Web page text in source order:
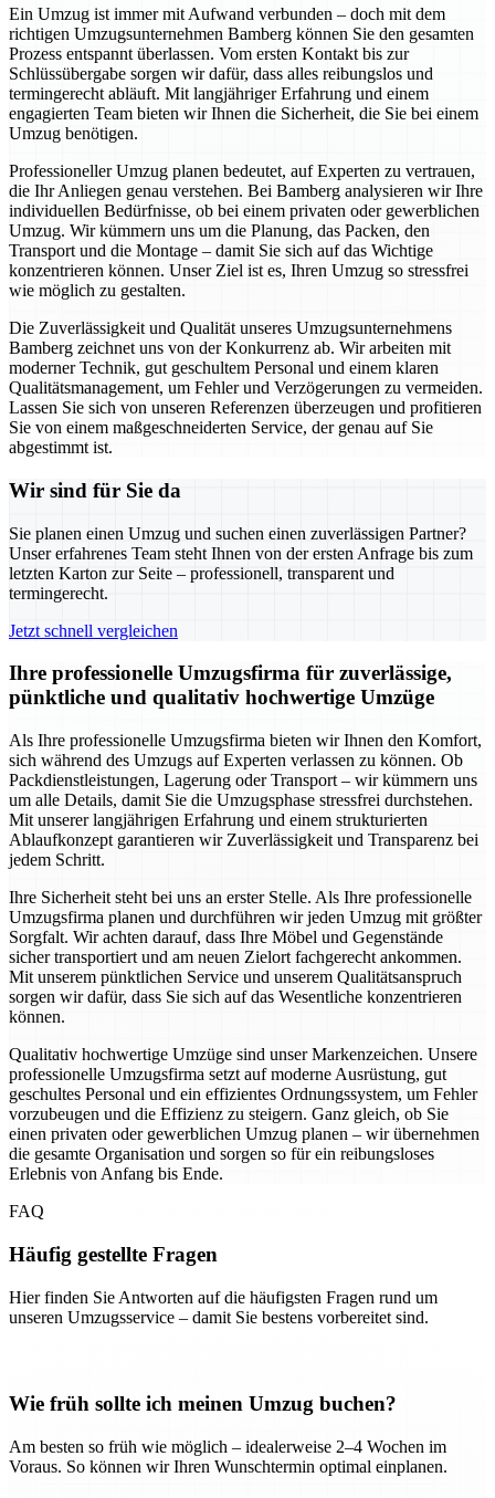
Ein Umzug ist immer mit Aufwand verbunden – doch mit dem
richtigen Umzugsunternehmen Bamberg können Sie den gesamten
Prozess entspannt überlassen. Vom ersten Kontakt bis zur
Schlüssübergabe sorgen wir dafür, dass alles reibungslos und
termingerecht abläuft. Mit langjähriger Erfahrung und einem
engagierten Team bieten wir Ihnen die Sicherheit, die Sie bei einem
Umzug benötigen.
Professioneller Umzug planen bedeutet, auf Experten zu vertrauen,
die Ihr Anliegen genau verstehen. Bei Bamberg analysieren wir Ihre
individuellen Bedürfnisse, ob bei einem privaten oder gewerblichen
Umzug. Wir kümmern uns um die Planung, das Packen, den
Transport und die Montage – damit Sie sich auf das Wichtige
konzentrieren können. Unser Ziel ist es, Ihren Umzug so stressfrei
wie möglich zu gestalten.
Die Zuverlässigkeit und Qualität unseres Umzugsunternehmens
Bamberg zeichnet uns von der Konkurrenz ab. Wir arbeiten mit
moderner Technik, gut geschultem Personal und einem klaren
Qualitätsmanagement, um Fehler und Verzögerungen zu vermeiden.
Lassen Sie sich von unseren Referenzen überzeugen und profitieren
Sie von einem maßgeschneiderten Service, der genau auf Sie
abgestimmt ist.
Wir sind für Sie da
Sie planen einen Umzug und suchen einen zuverlässigen Partner?
Unser erfahrenes Team steht Ihnen von der ersten Anfrage bis zum
letzten Karton zur Seite – professionell, transparent und
termingerecht.
Jetzt schnell vergleichen
Ihre professionelle Umzugsfirma für zuverlässige,
pünktliche und qualitativ hochwertige Umzüge
Als Ihre professionelle Umzugsfirma bieten wir Ihnen den Komfort,
sich während des Umzugs auf Experten verlassen zu können. Ob
Packdienstleistungen, Lagerung oder Transport – wir kümmern uns
um alle Details, damit Sie die Umzugsphase stressfrei durchstehen.
Mit unserer langjährigen Erfahrung und einem strukturierten
Ablaufkonzept garantieren wir Zuverlässigkeit und Transparenz bei
jedem Schritt.
Ihre Sicherheit steht bei uns an erster Stelle. Als Ihre professionelle
Umzugsfirma planen und durchführen wir jeden Umzug mit größter
Sorgfalt. Wir achten darauf, dass Ihre Möbel und Gegenstände
sicher transportiert und am neuen Zielort fachgerecht ankommen.
Mit unserem pünktlichen Service und unserem Qualitätsanspruch
sorgen wir dafür, dass Sie sich auf das Wesentliche konzentrieren
können.
Qualitativ hochwertige Umzüge sind unser Markenzeichen. Unsere
professionelle Umzugsfirma setzt auf moderne Ausrüstung, gut
geschultes Personal und ein effizientes Ordnungssystem, um Fehler
vorzubeugen und die Effizienz zu steigern. Ganz gleich, ob Sie
einen privaten oder gewerblichen Umzug planen – wir übernehmen
die gesamte Organisation und sorgen so für ein reibungsloses
Erlebnis von Anfang bis Ende.
FAQ
Häufig gestellte Fragen
Hier finden Sie Antworten auf die häufigsten Fragen rund um
unseren Umzugsservice – damit Sie bestens vorbereitet sind.
Wie früh sollte ich meinen Umzug buchen?
Am besten so früh wie möglich – idealerweise 2–4 Wochen im
Voraus. So können wir Ihren Wunschtermin optimal einplanen.